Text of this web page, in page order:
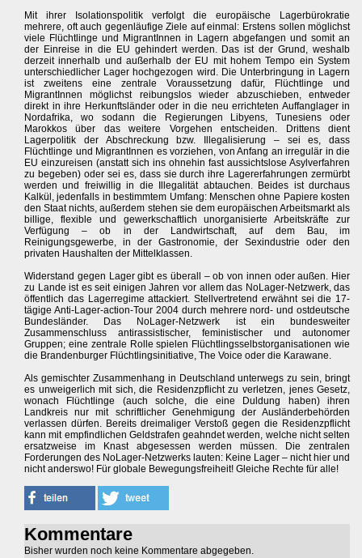
Mit ihrer Isolationspolitik verfolgt die europäische Lagerbürokratie
mehrere, oft auch gegenläufige Ziele auf einmal: Erstens sollen möglichst
viele Flüchtlinge und MigrantInnen in Lagern abgefangen und somit an
der Einreise in die EU gehindert werden. Das ist der Grund, weshalb
derzeit innerhalb und außerhalb der EU mit hohem Tempo ein System
unterschiedlicher Lager hochgezogen wird. Die Unterbringung in Lagern
ist zweitens eine zentrale Voraussetzung dafür, Flüchtlinge und
MigrantInnen möglichst reibungslos wieder abzuschieben, entweder
direkt in ihre Herkunftsländer oder in die neu errichteten Auffanglager in
Nordafrika, wo sodann die Regierungen Libyens, Tunesiens oder
Marokkos über das weitere Vorgehen entscheiden. Drittens dient
Lagerpolitik der Abschreckung bzw. Illegalisierung – sei es, dass
Flüchtlinge und MigrantInnen es vorziehen, von Anfang an irregulär in die
EU einzureisen (anstatt sich ins ohnehin fast aussichtslose Asylverfahren
zu begeben) oder sei es, dass sie durch ihre Lagererfahrungen zermürbt
werden und freiwillig in die Illegalität abtauchen. Beides ist durchaus
Kalkül, jedenfalls in bestimmtem Umfang: Menschen ohne Papiere kosten
den Staat nichts, außerdem stehen sie dem europäischen Arbeitsmarkt als
billige, flexible und gewerkschaftlich unorganisierte Arbeitskräfte zur
Verfügung – ob in der Landwirtschaft, auf dem Bau, im
Reinigungsgewerbe, in der Gastronomie, der Sexindustrie oder den
privaten Haushalten der Mittelklassen.
Widerstand gegen Lager gibt es überall – ob von innen oder außen. Hier
zu Lande ist es seit einigen Jahren vor allem das NoLager-Netzwerk, das
öffentlich das Lagerregime attackiert. Stellvertretend erwähnt sei die 17-
tägige Anti-Lager-action-Tour 2004 durch mehrere nord- und ostdeutsche
Bundesländer. Das NoLager-Netzwerk ist ein bundesweiter
Zusammenschluss antirassistischer, feministischer und autonomer
Gruppen; eine zentrale Rolle spielen Flüchtlingsselbstorganisationen wie
die Brandenburger Flüchtlingsinitiative, The Voice oder die Karawane.
Als gemischter Zusammenhang in Deutschland unterwegs zu sein, bringt
es unweigerlich mit sich, die Residenzpflicht zu verletzen, jenes Gesetz,
wonach Flüchtlinge (auch solche, die eine Duldung haben) ihren
Landkreis nur mit schriftlicher Genehmigung der Ausländerbehörden
verlassen dürfen. Bereits dreimaliger Verstoß gegen die Residenzpflicht
kann mit empfindlichen Geldstrafen geahndet werden, welche nicht selten
ersatzweise im Knast abgesessen werden müssen. Die zentralen
Forderungen des NoLager-Netzwerks lauten: Keine Lager – nicht hier und
nicht anderswo! Für globale Bewegungsfreiheit! Gleiche Rechte für alle!
Kommentare
Bisher wurden noch keine Kommentare abgegeben.